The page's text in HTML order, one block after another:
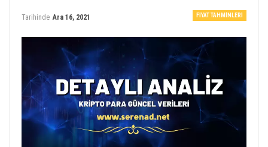
FIYAT TAHMINLERI
Tarihinde Ara 16, 2021